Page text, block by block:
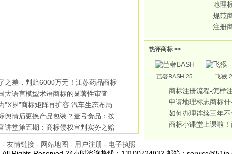
之差，判赔6000万元！江苏药品商标
领
大语言模型术语商标的显著性审查
"X界"商标矩阵再扩容 汽车生态布局
舆情后更换产品包装？壹号食品：按
讲堂第五期：商标侵权审判实务之赔
地理
规范
注册
热评商标 >>
芭奢BASH 25 飞猴
商标注册流程-怎样
申请地理标志商标
如何办理连续三年不
商标小课堂上课啦
- 友情链接 - 网站地图 - 用户注册 - 电子执照